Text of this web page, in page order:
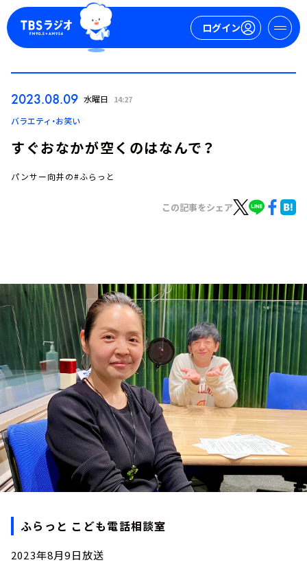
ログイン
ログイン
トピックス
TBS Podcast
お知らせ
イベント・グッズ
YouTube
会社情報
2023.08.09 水曜日 14:27
バラエティ・お笑い
すぐおなかが空くのはなんで？
パンサー向井の#ふらっと
この記事をシェア
ふらっと こども電話相談室
2023年8月9日放送